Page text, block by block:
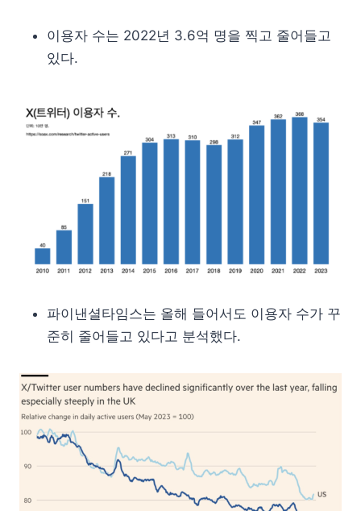
이용자 수는 2022년 3.6억 명을 찍고 줄어들고
있다.
파이낸셜타임스는 올해 들어서도 이용자 수가 꾸
준히 줄어들고 있다고 분석했다.